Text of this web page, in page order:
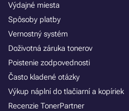
Výdajné miesta
Spôsoby platby
Vernostný systém
Doživotná záruka tonerov
Poistenie zodpovednosti
Často kladené otázky
Výkup náplní do tlačiarní a kopíriek
Recenzie TonerPartner